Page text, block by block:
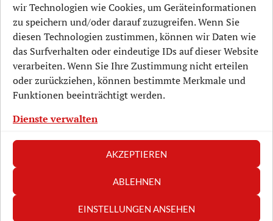
wir Technologien wie Cookies, um Geräteinformationen
zu speichern und/oder darauf zuzugreifen. Wenn Sie
diesen Technologien zustimmen, können wir Daten wie
das Surfverhalten oder eindeutige IDs auf dieser Website
verarbeiten. Wenn Sie Ihre Zustimmung nicht erteilen
oder zurückziehen, können bestimmte Merkmale und
Funktionen beeinträchtigt werden.
Dienste verwalten
AKZEPTIEREN
ABLEHNEN
EINSTELLUNGEN ANSEHEN
Lockwitz-Geschichte
Mitmachen
Unterstützen
Veranstaltungen
Verein
Datenschutz/Disclaimer
Impressum